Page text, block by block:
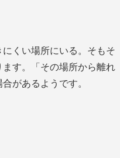
くい場所にいる。そもそ
す。「その場所から離れ
があるようです。